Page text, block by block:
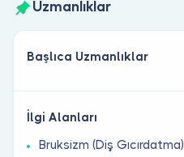
Uzmanlıklar
Başlıca Uzmanlıklar
İlgi Alanları
Bruksizm (Diş Gıcırdatma)